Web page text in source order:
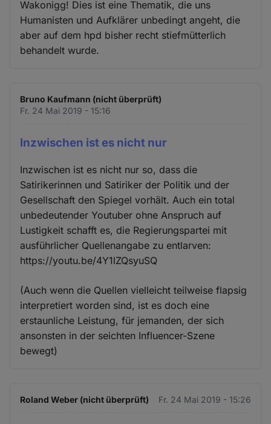
Wakonigg! Dies ist eine Thematik, die uns
Humanisten und Aufklärer unbedingt angeht, die
aber auf dem hpd bisher recht stiefmütterlich
behandelt wurde.
Bruno Kaufmann (nicht überprüft)
Fr. 24 Mai 2019 - 15:16
Inzwischen ist es nicht nur
Inzwischen ist es nicht nur so, dass die
Satirikerinnen und Satiriker der Politik und der
Gesellschaft den Spiegel vorhält. Auch ein total
unbedeutender Youtuber ohne Anspruch auf
Lustigkeit schafft es, die Regierungspartei mit
ausführlicher Quellenangabe zu entlarven:
https://youtu.be/4Y1lZQsyuSQ
(Auch wenn die Quellen vielleicht teilweise flapsig
interpretiert worden sind, ist es doch eine
erstaunliche Leistung, für jemanden, der sich
ansonsten in der seichten Influencer-Szene
bewegt)
Roland Weber (nicht überprüft) Fr. 24 Mai 2019 - 15:26
Cookies